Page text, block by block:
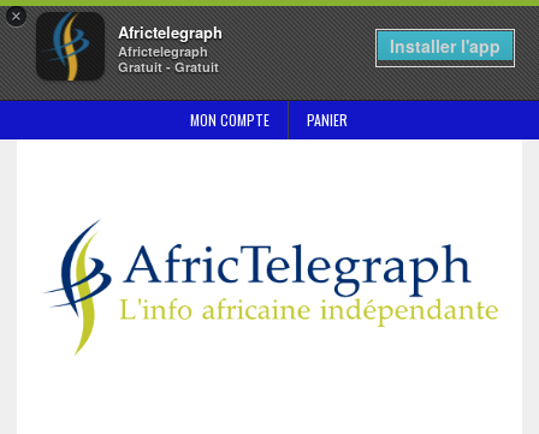
×
Africtelegraph
Africtelegraph
Gratuit - Gratuit
Installer l'app
MON COMPTE PANIER